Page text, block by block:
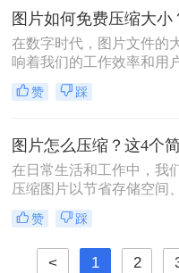
件附件限制、社交媒体上
页加载速度优化的需求，
至500K以内成为了许多用
掌握的一项技能。那么照
500k以内呢？本文将详细
单易行的照片压缩方法，
在数字时代，图片文件的
响着我们的工作效率和用
论是为了加快网页加载速
定平台的上传要求还是节
项非常重要的技能。本文
广泛使用的图片压缩方法。
赞 踩
在日常生活和工作中，我
压缩图片以节省存储空间
速度或满足特定的上传要
片怎么压缩呢？本文将介
压缩方法，帮助您更好地
赞 踩
< 1 2